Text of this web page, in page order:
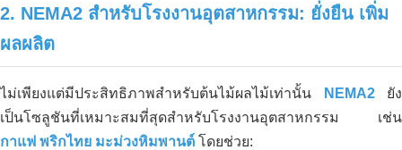
2. NEMA2 สำหรับโรงงานอุตสาหกรรม: ยั่งยืน เพิ่ม
ผลผลิต
ไม่เพียงแต่มีประสิทธิภาพสำหรับต้นไม้ผลไม้เท่านั้น NEMA2ยัง
เป็นโซลูชันที่เหมาะสมที่สุดสำหรับโรงงานอุตสาหกรรม เช่น
กาแฟ พริกไทย มะม่วงหิมพานต์ โดยช่วย: